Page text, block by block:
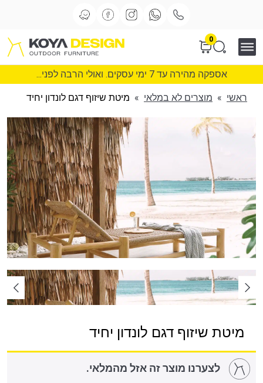
0
אספקה מהירה עד 7 ימי עסקים. ואולי הרבה לפני...
ראשי » מוצרים לא במלאי » מיטת שיזוף דגם לונדון יחיד
מיטת שיזוף דגם לונדון יחיד
לצערנו מוצר זה אזל מהמלאי.